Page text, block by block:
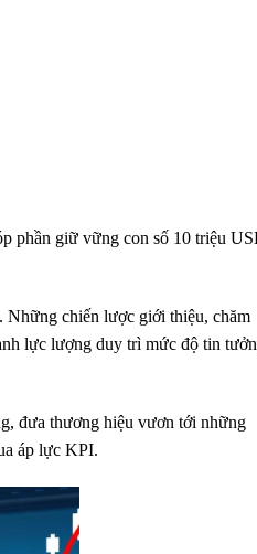
phần giữ vững con số 10 triệu
Những chiến lược giới thiệu, chăm
lực lượng duy trì mức độ tin
đưa thương hiệu vươn tới những
áp lực KPI.